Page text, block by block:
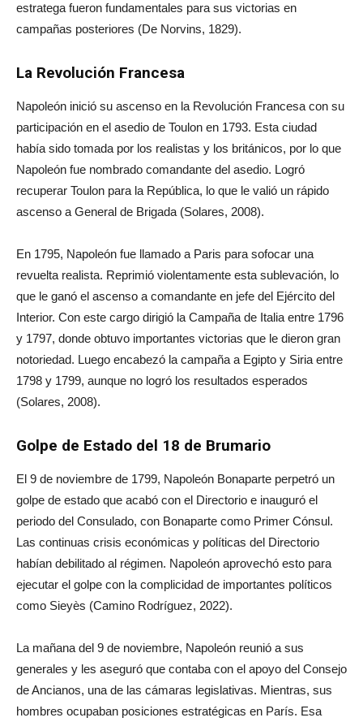
estratega fueron fundamentales para sus victorias en
campañas posteriores (De Norvins, 1829).
La Revolución Francesa
Napoleón inició su ascenso en la Revolución Francesa con su
participación en el asedio de Toulon en 1793. Esta ciudad
había sido tomada por los realistas y los británicos, por lo que
Napoleón fue nombrado comandante del asedio. Logró
recuperar Toulon para la República, lo que le valió un rápido
ascenso a General de Brigada (Solares, 2008).
En 1795, Napoleón fue llamado a Paris para sofocar una
revuelta realista. Reprimió violentamente esta sublevación, lo
que le ganó el ascenso a comandante en jefe del Ejército del
Interior. Con este cargo dirigió la Campaña de Italia entre 1796
y 1797, donde obtuvo importantes victorias que le dieron gran
notoriedad. Luego encabezó la campaña a Egipto y Siria entre
1798 y 1799, aunque no logró los resultados esperados
(Solares, 2008).
Golpe de Estado del 18 de Brumario
El 9 de noviembre de 1799, Napoleón Bonaparte perpetró un
golpe de estado que acabó con el Directorio e inauguró el
periodo del Consulado, con Bonaparte como Primer Cónsul.
Las continuas crisis económicas y políticas del Directorio
habían debilitado al régimen. Napoleón aprovechó esto para
ejecutar el golpe con la complicidad de importantes políticos
como Sieyès (Camino Rodríguez, 2022).
La mañana del 9 de noviembre, Napoleón reunió a sus
generales y les aseguró que contaba con el apoyo del Consejo
de Ancianos, una de las cámaras legislativas. Mientras, sus
hombres ocupaban posiciones estratégicas en París. Esa